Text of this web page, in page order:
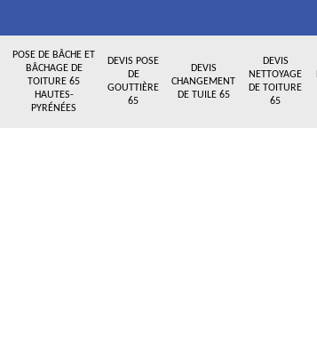
POSE DE BÂCHE ET
BÂCHAGE DE
TOITURE 65
HAUTES-
PYRÉNÉES
DEVIS POSE
DE
GOUTTIÈRE
65
DEVIS
CHANGEMENT
DE TUILE 65
DEVIS
NETTOYAGE
DE TOITURE
65